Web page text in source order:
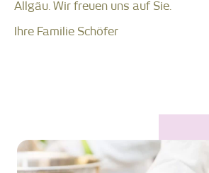
Allgäu. Wir freuen uns auf Sie.
Ihre Familie Schöfer